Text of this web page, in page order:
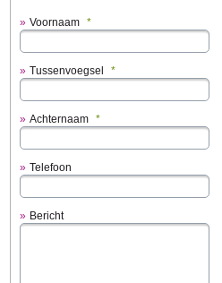
Voornaam *
Tussenvoegsel *
Achternaam *
Telefoon
Bericht